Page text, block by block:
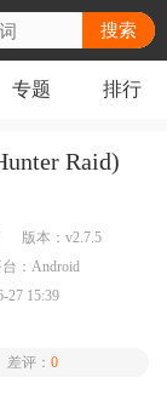
搜索
专题 排行
Raid)
版本： v2.7.5
： Android
27 15:39
差评： 0